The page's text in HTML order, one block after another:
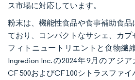
ス市場に対応しています。
粉末は、機能性食品や食事補助食品
ており、コンパクトなサシェ、カ
フィトニュートリエントと食物繊
Ingredion Inc.の2024年9月のアジ
CF 500およびCF 100シトラスファ